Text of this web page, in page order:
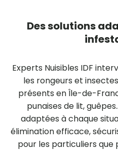
Des solutions
Experts Nuisibles IDF
les rongeurs et
présents en Île-de-
punaises de lit,
adaptées à chaque
élimination efficace,
pour les particuliers que